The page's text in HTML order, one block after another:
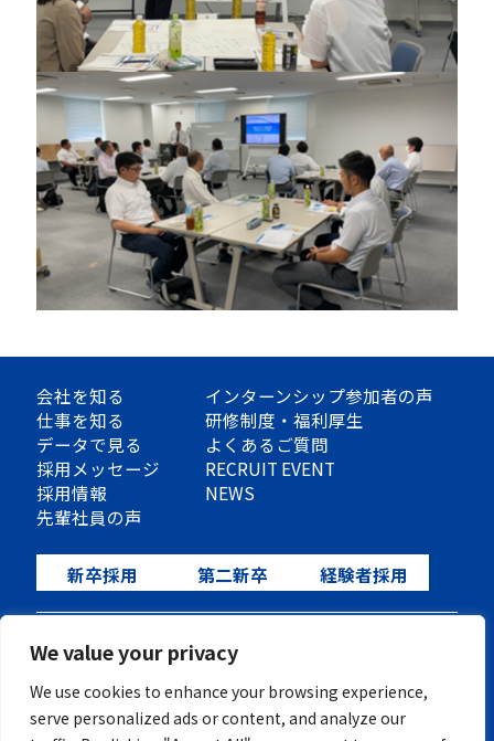
We value your privacy
We use cookies to enhance your browsing experience,
serve personalized ads or content, and analyze our
先輩社員の声
データで見る
研修制度・福利厚生
RECRUIT EVENT
会社を知る
採用メッセージ
採用情報
NEWS
仕事を知る
インターンシップ参加者の声
よくあるご質問
新卒採用 第二新卒 経験者採用